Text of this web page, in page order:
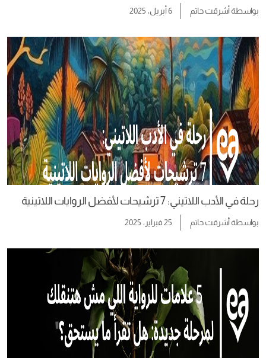
بواسطةأشرقت حاتم 6 أبريل، 2025
رحلة في الأدب اللاتيني: 7 ترشيحات لأفضل الروايات اللاتينية
بواسطةأشرقت حاتم 25 فبراير، 2025